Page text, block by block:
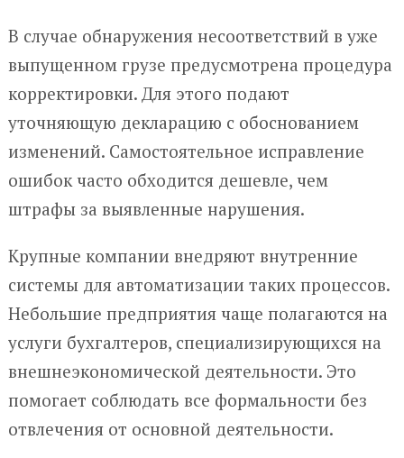
В случае обнаружения несоответствий в уже
выпущенном грузе предусмотрена процедура
корректировки. Для этого подают
уточняющую декларацию с обоснованием
изменений. Самостоятельное исправление
ошибок часто обходится дешевле, чем
штрафы за выявленные нарушения.
Крупные компании внедряют внутренние
системы для автоматизации таких процессов.
Небольшие предприятия чаще полагаются на
услуги бухгалтеров, специализирующихся на
внешнеэкономической деятельности. Это
помогает соблюдать все формальности без
отвлечения от основной деятельности.